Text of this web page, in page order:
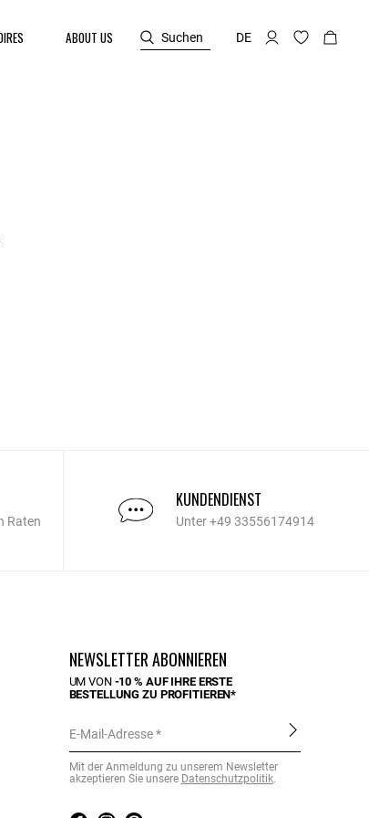
ABOUT US Suchen DE
Raten
KUNDENDIENST
Unter +49 33556174914
NEWSLETTER ABONNIEREN
UM VON -10 % AUF IHRE ERSTE
BESTELLUNG ZU PROFITIEREN*
E-Mail-Adresse
Mit der Anmeldung zu unserem Newsletter
akzeptieren Sie unsere Datenschutzpolitik.